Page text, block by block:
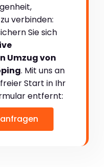
zu verbinden:
Sie sich
Umzug von
. Mit uns an
Start in Ihr
entfernt: